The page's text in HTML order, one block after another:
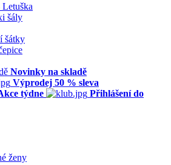
šály
šátky
Novinky na skladě
Výprodej 50 % sleva
týdne
Přihlášení do
ženy